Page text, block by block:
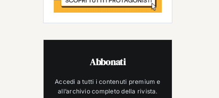
Abbonati
Accedi a tutti i contenuti premium e
all’archivio completo della rivista.